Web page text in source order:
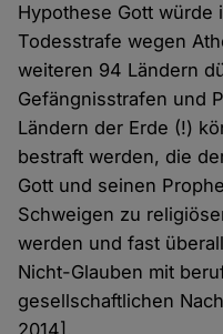
Hypothese Gott würde
Todesstrafe wegen
weiteren 94 Ländern
Gefängnisstrafen und
Ländern der Erde (!)
bestraft werden, die
Gott und seinen
Schweigen zu
werden und fast
Nicht-Glauben mit
gesellschaftlichen